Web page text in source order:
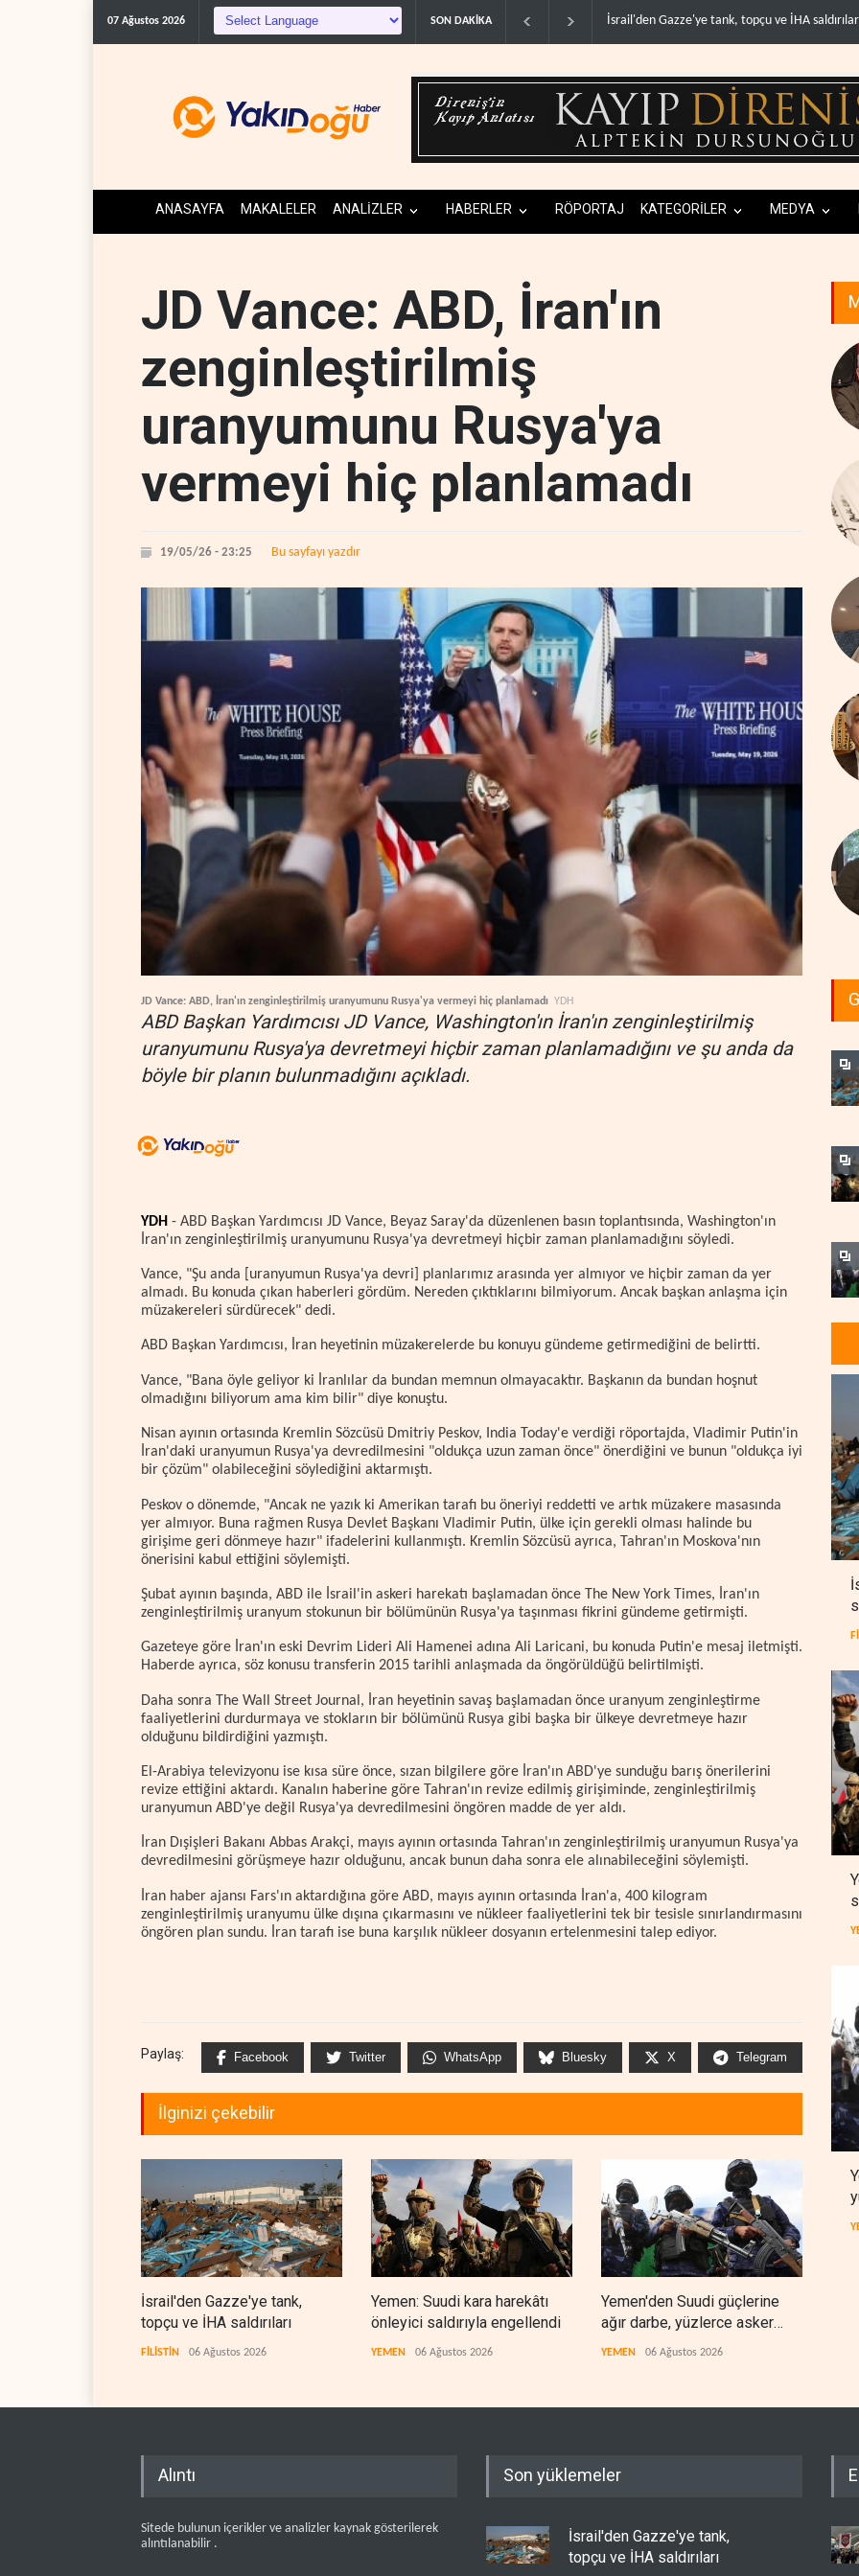
07 Ağustos 2026 SON DAKİKA
İsrail'den Gazze'ye tank, topçu ve İHA saldırıları.. Yemen: Suudi kara harekâtı önleyici saldırıyla
ANASAYFA MAKALELER ANALİZLER HABERLER RÖPORTAJ KATEGORİLER MEDYA
JD Vance: ABD, İran'ın
zenginleştirilmiş
uranyumunu Rusya'ya
vermeyi hiç planlamadı
19/05/26 - 23:25 Bu sayfayı yazdır
JD Vance: ABD, İran'ın zenginleştirilmiş uranyumunu Rusya'ya vermeyi hiç planlamadı YDH
ABD Başkan Yardımcısı JD Vance, Washington'ın İran'ın zenginleştirilmiş
uranyumunu Rusya'ya devretmeyi hiçbir zaman planlamadığını ve şu anda da
böyle bir planın bulunmadığını açıkladı.
YDH - ABD Başkan Yardımcısı JD Vance, Beyaz Saray'da düzenlenen basın toplantısında, Washington'ın
İran'ın zenginleştirilmiş uranyumunu Rusya'ya devretmeyi hiçbir zaman planlamadığını söyledi.
Vance, "Şu anda [uranyumun Rusya'ya devri] planlarımız arasında yer almıyor ve hiçbir zaman da yer
almadı. Bu konuda çıkan haberleri gördüm. Nereden çıktıklarını bilmiyorum. Ancak başkan anlaşma için
müzakereleri sürdürecek" dedi.
ABD Başkan Yardımcısı, İran heyetinin müzakerelerde bu konuyu gündeme getirmediğini de belirtti.
Vance, "Bana öyle geliyor ki İranlılar da bundan memnun olmayacaktır. Başkanın da bundan hoşnut
olmadığını biliyorum ama kim bilir" diye konuştu.
Nisan ayının ortasında Kremlin Sözcüsü Dmitriy Peskov, India Today'e verdiği röportajda, Vladimir Putin'in
İran'daki uranyumun Rusya'ya devredilmesini "oldukça uzun zaman önce" önerdiğini ve bunun "oldukça iyi
bir çözüm" olabileceğini söylediğini aktarmıştı.
Peskov o dönemde, "Ancak ne yazık ki Amerikan tarafı bu öneriyi reddetti ve artık müzakere masasında
yer almıyor. Buna rağmen Rusya Devlet Başkanı Vladimir Putin, ülke için gerekli olması halinde bu
girişime geri dönmeye hazır" ifadelerini kullanmıştı. Kremlin Sözcüsü ayrıca, Tahran'ın Moskova'nın
önerisini kabul ettiğini söylemişti.
Şubat ayının başında, ABD ile İsrail'in askeri harekatı başlamadan önce The New York Times, İran'ın
zenginleştirilmiş uranyum stokunun bir bölümünün Rusya'ya taşınması fikrini gündeme getirmişti.
Gazeteye göre İran'ın eski Devrim Lideri Ali Hamenei adına Ali Laricani, bu konuda Putin'e mesaj iletmişti.
Haberde ayrıca, söz konusu transferin 2015 tarihli anlaşmada da öngörüldüğü belirtilmişti.
Daha sonra The Wall Street Journal, İran heyetinin savaş başlamadan önce uranyum zenginleştirme
faaliyetlerini durdurmaya ve stokların bir bölümünü Rusya gibi başka bir ülkeye devretmeye hazır
olduğunu bildirdiğini yazmıştı.
El-Arabiya televizyonu ise kısa süre önce, sızan bilgilere göre İran'ın ABD'ye sunduğu barış önerilerini
revize ettiğini aktardı. Kanalın haberine göre Tahran'ın revize edilmiş girişiminde, zenginleştirilmiş
uranyumun ABD'ye değil Rusya'ya devredilmesini öngören madde de yer aldı.
İran Dışişleri Bakanı Abbas Arakçi, mayıs ayının ortasında Tahran'ın zenginleştirilmiş uranyumun Rusya'ya
devredilmesini görüşmeye hazır olduğunu, ancak bunun daha sonra ele alınabileceğini söylemişti.
İran haber ajansı Fars'ın aktardığına göre ABD, mayıs ayının ortasında İran'a, 400 kilogram
zenginleştirilmiş uranyumu ülke dışına çıkarmasını ve nükleer faaliyetlerini tek bir tesisle sınırlandırmasını
öngören plan sundu. İran tarafı ise buna karşılık nükleer dosyanın ertelenmesini talep ediyor.
Paylaş: Facebook Twitter WhatsApp Bluesky X Telegram
İlginizi çekebilir
İsrail'den Gazze'ye tank,
topçu ve İHA saldırıları
FİLİSTİN 06 Ağustos 2026
Yemen: Suudi kara harekâtı
önleyici saldırıyla engellendi
YEMEN 06 Ağustos 2026
Yemen'den Suudi güçlerine
ağır darbe, yüzlerce asker
öldü
YEMEN 06 Ağustos 2026
Alıntı
Sitede bulunun içerikler ve analizler kaynak gösterilerek
alıntılanabilir .
Son yüklemeler
İsrail'den Gazze'ye tank,
topçu ve İHA saldırıları